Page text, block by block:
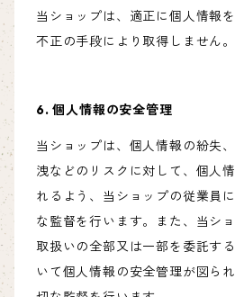
当ショップは、適正に個人情報
不正の手段により取得しません。
6. 個人情報の安全管理
当ショップは、個人情報の紛失
洩などのリスクに対して、個人
れるよう、当ショップの従業員
な監督を行います。また、当シ
取扱いの全部又は一部を委託す
いて個人情報の安全管理が図ら